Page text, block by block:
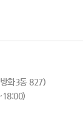
화3동 827)